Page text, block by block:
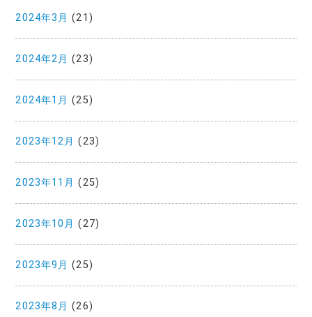
2024年3月 (21)
2024年2月 (23)
2024年1月 (25)
2023年12月 (23)
2023年11月 (25)
2023年10月 (27)
2023年9月 (25)
2023年8月 (26)